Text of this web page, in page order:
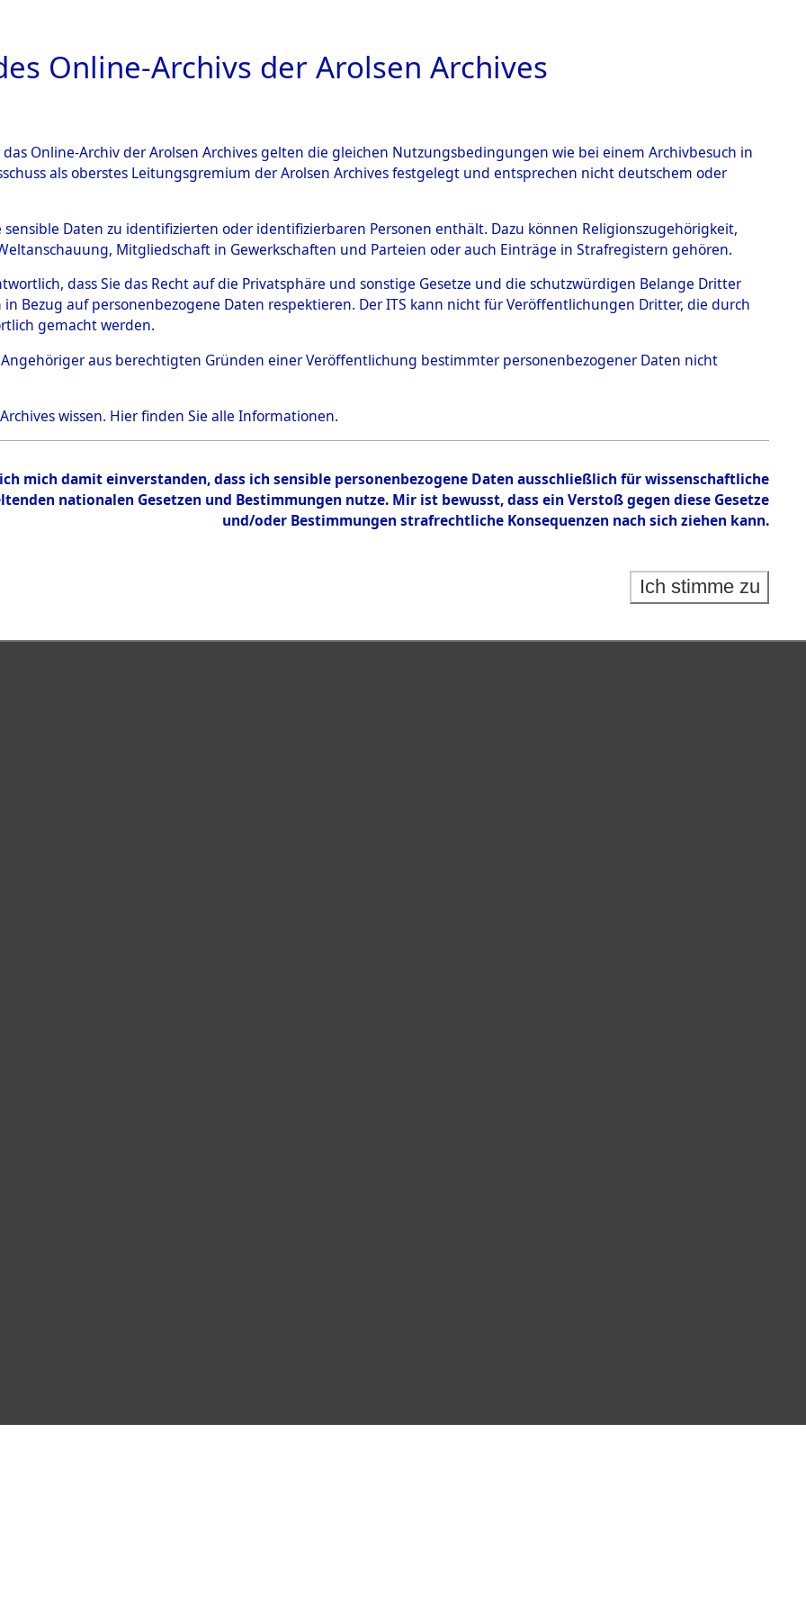
ARCHIVALE ÜBERSICHT BILD
0005 (108002548)
Person ALLAIN, GUY
Bestand
Online-Archivs der Arolsen Archives
Online-Archiv der Arolsen Archives gelten die gleichen Nutzungsbedingungen wie bei einem Archivbesuch in
als oberstes Leitungsgremium der Arolsen Archives festgelegt und entsprechen nicht deutschem oder
sensible Daten zu identifizierten oder identifizierbaren Personen enthält. Dazu können Religionszugehörigkeit,
Mitgliedschaft in Gewerkschaften und Parteien oder auch Einträge in Strafregistern gehören.
dass Sie das Recht auf die Privatsphäre und sonstige Gesetze und die schutzwürdigen Belange Dritter
Bezug auf personenbezogene Daten respektieren. Der ITS kann nicht für Veröffentlichungen Dritter, die durch
gemacht werden.
Angehöriger aus berechtigten Gründen einer Veröffentlichung bestimmter personenbezogener Daten nicht
wissen. Hierfinden Sie alle Informationen.
mich damit einverstanden, dass ich sensible personenbezogene Daten ausschließlich für wissenschaftliche
nationalen Gesetzen und Bestimmungen nutze. Mir ist bewusst, dass ein Verstoß gegen diese Gesetze
und/oder Bestimmungen strafrechtliche Konsequenzen nach sich ziehen kann.
Ich stimme zu